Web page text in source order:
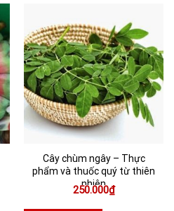
Cây chùm ngây – Thực
phẩm và thuốc quý từ thiên
nhiên
250.000₫